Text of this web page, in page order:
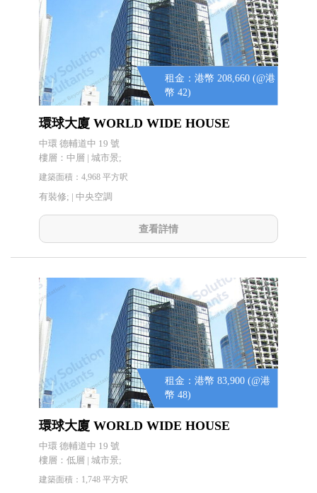
租金：港幣 208,660 (@港
幣 42)
環球大廈 WORLD WIDE HOUSE
中環 德輔道中 19 號
樓層：中層 | 城市景;
建築面積：4,968 平方呎
有裝修; | 中央空調
查看詳情
租金：港幣 83,900 (@港
幣 48)
環球大廈 WORLD WIDE HOUSE
中環 德輔道中 19 號
樓層：低層 | 城市景;
建築面積：1,748 平方呎